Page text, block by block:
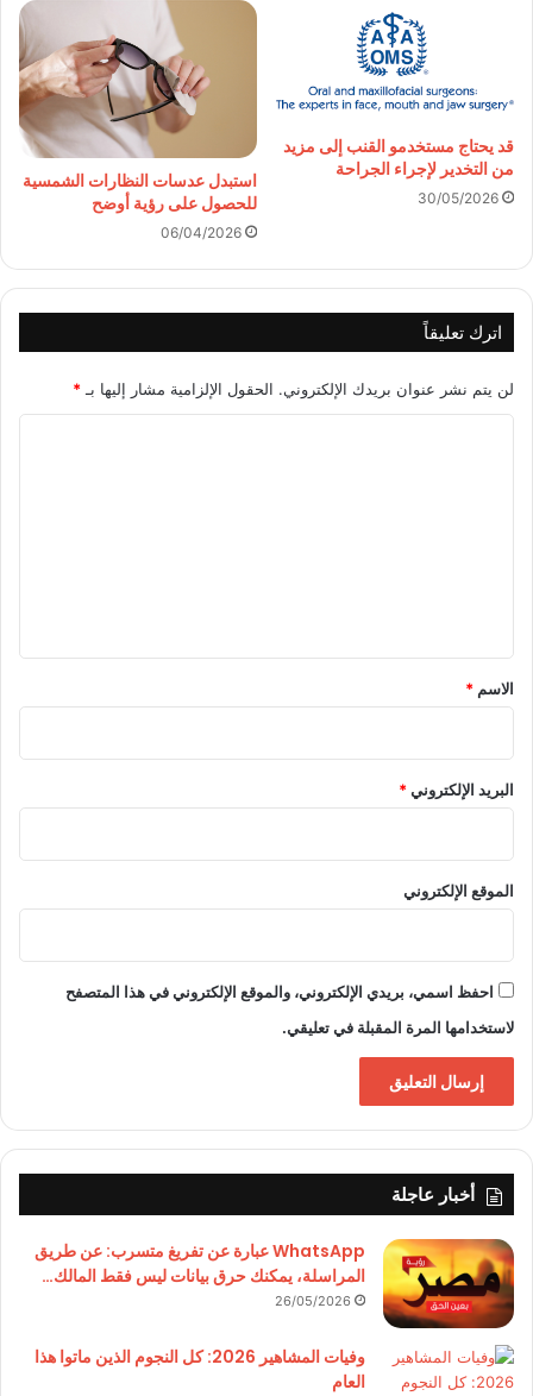
قد يحتاج مستخدمو القنب إلى مزيد
من التخدير لإجراء الجراحة
30/05/2026
استبدل عدسات النظارات الشمسية
للحصول على رؤية أوضح
06/04/2026
اترك تعليقاً
لن يتم نشر عنوان بريدك الإلكتروني. الحقول الإلزامية مشار إليها بـ*
*
الاسم *
البريد الإلكتروني*
الموقع الإلكتروني
احفظ اسمي، بريدي الإلكتروني، والموقع الإلكتروني في هذا المتصفح
لاستخدامها المرة المقبلة في تعليقي.
أخبار عاجلة
WhatsApp عبارة عن تفريغ متسرب: عن طريق
المراسلة، يمكنك حرق بيانات ليس فقط المالك…
26/05/2026
وفيات المشاهير 2026: كل النجوم الذين ماتوا هذا
العام